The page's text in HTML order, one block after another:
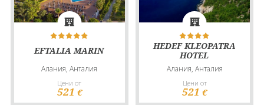
EFTALIA MARIN
Алания, Анталия
Цени от
521 €
HEDEF KLEOPATRA
HOTEL
Алания, Анталия
Цени от
521 €